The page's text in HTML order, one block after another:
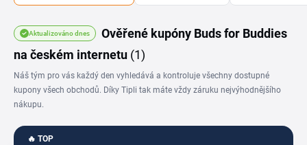
se projeví v celkové ceně objednávky. Promo kódy aktualizujeme pravidelně,
oleje až po akce na celou objednávku.
Aktualizováno dnes
Ověřené kupóny Buds for Buddies
na českém internetu (1)
Náš tým pro vás každý den vyhledává a kontroluje všechny dostupné
kupony všech obchodů. Díky Tipli tak máte vždy záruku nejvýhodnějšího
nákupu.
🔥 TOP